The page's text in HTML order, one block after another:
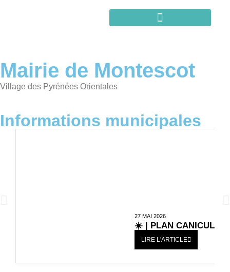
Mairie de Montescot
Village des Pyrénées Orientales
Informations municipales
27 MAI 2026
☀️ | PLAN CANICULE
LIRE L'ARTICLE